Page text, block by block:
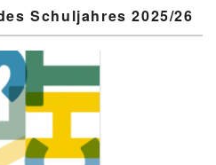
Schuljahres 2025/26